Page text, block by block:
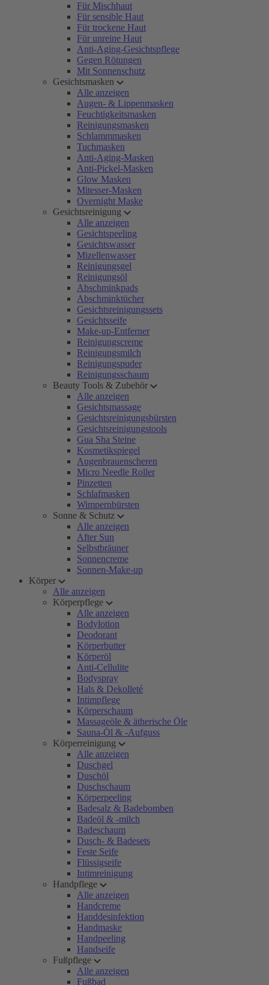
Für Mischhaut
Für sensible Haut
Für trockene Haut
Für unreine Haut
Anti-Aging-Gesichtspflege
Gegen Rötungen
Mit Sonnenschutz
Gesichtsmasken
Alle anzeigen
Augen- & Lippenmasken
Feuchtigkeitsmasken
Reinigungsmasken
Schlammmasken
Tuchmasken
Anti-Aging-Masken
Anti-Pickel-Masken
Glow Masken
Mitesser-Masken
Overnight Maske
Gesichtsreinigung
Alle anzeigen
Gesichtspeeling
Gesichtswasser
Mizellenwasser
Reinigungsgel
Reinigungsöl
Abschminkpads
Abschminktücher
Gesichtsreinigungssets
Gesichtsseife
Make-up-Entferner
Reinigungscreme
Reinigungsmilch
Reinigungspuder
Reinigungsschaum
Beauty Tools & Zubehör
Alle anzeigen
Gesichtsmassage
Gesichtsreinigungsbürsten
Gesichtsreinigungstools
Gua Sha Steine
Kosmetikspiegel
Augenbrauenscheren
Micro Needle Roller
Pinzetten
Schlafmasken
Wimpernbürsten
Sonne & Schutz
Alle anzeigen
After Sun
Selbstbräuner
Sonnencreme
Sonnen-Make-up
Körper
Alle anzeigen
Körperpflege
Alle anzeigen
Bodylotion
Deodorant
Körperbutter
Körperöl
Anti-Cellulite
Bodyspray
Hals & Dekolleté
Intimpflege
Körperschaum
Massageöle & ätherische Öle
Sauna-Öl & -Aufguss
Körperreinigung
Alle anzeigen
Duschgel
Duschöl
Duschschaum
Körperpeeling
Badesalz & Badebomben
Badeöl & -milch
Badeschaum
Dusch- & Badesets
Feste Seife
Flüssigseife
Intimreinigung
Handpflege
Alle anzeigen
Handcreme
Handdesinfektion
Handmaske
Handpeeling
Handseife
Fußpflege
Alle anzeigen
Fußbad